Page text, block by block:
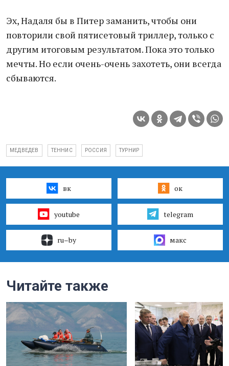
Эх, Надаля бы в Питер заманить, чтобы они
повторили свой пятисетовый триллер, только с
другим итоговым результатом. Пока это только
мечты. Но если очень-очень захотеть, они всегда
сбываются.
МЕДВЕДЕВ ТЕННИС РОССИЯ ТУРНИР
вк ок
youtube telegram
ru–by макс
Читайте также